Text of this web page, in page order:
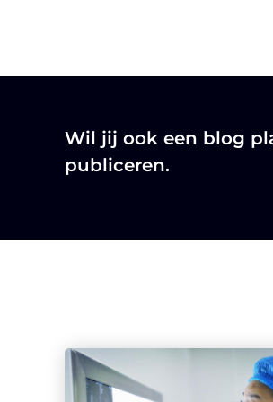
Wil jij ook een blog
publiceren.